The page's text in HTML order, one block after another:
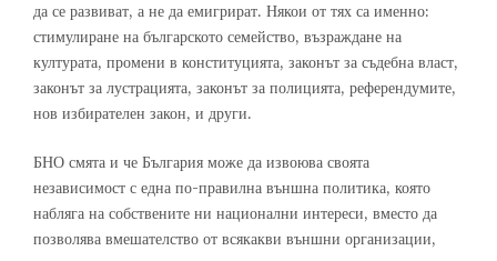
да се развиват, а не да емигрират. Някои от тях са именно:
стимулиране на българското семейство, възраждане на
културата, промени в конституцията, законът за съдебна власт,
законът за лустрацията, законът за полицията, референдумите,
нов избирателен закон, и други.
БНО смята и че България може да извоюва своята
независимост с една по-правилна външна политика, която
набляга на собствените ни национални интереси, вместо да
позволява вмешателство от всякакви външни организации,